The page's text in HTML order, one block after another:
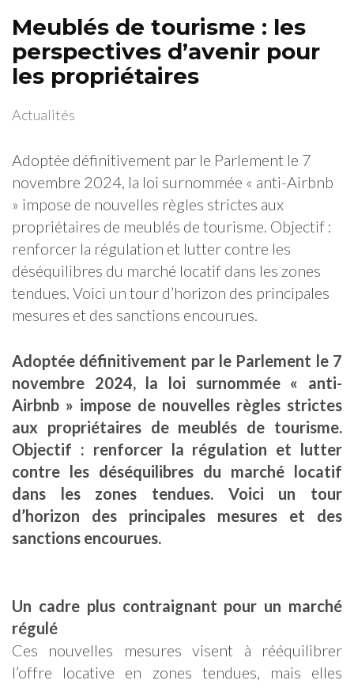
Meublés de tourisme : les
perspectives d’avenir pour
les propriétaires
Actualités
Adoptée définitivement par le Parlement le 7
novembre 2024, la loi surnommée « anti-Airbnb
» impose de nouvelles règles strictes aux
propriétaires de meublés de tourisme. Objectif :
renforcer la régulation et lutter contre les
déséquilibres du marché locatif dans les zones
tendues. Voici un tour d’horizon des principales
mesures et des sanctions encourues.
Adoptée définitivement par le Parlement le 7
novembre 2024, la loi surnommée « anti-
Airbnb » impose de nouvelles règles strictes
aux propriétaires de meublés de tourisme.
Objectif : renforcer la régulation et lutter
contre les déséquilibres du marché locatif
dans les zones tendues. Voici un tour
d’horizon des principales mesures et des
sanctions encourues.
Un cadre plus contraignant pour un marché
régulé
Ces nouvelles mesures visent à rééquilibrer
l’offre locative en zones tendues, mais elles